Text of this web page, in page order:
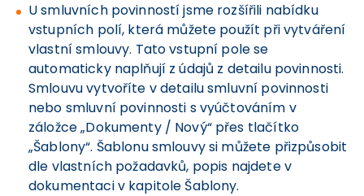
U smluvních povinností jsme rozšířili nabídku
vstupních polí, která můžete použít při vytváření
vlastní smlouvy. Tato vstupní pole se
automaticky naplňují z údajů z detailu povinnosti.
Smlouvu vytvoříte v detailu smluvní povinnosti
nebo smluvní povinnosti s vyúčtováním v
záložce „Dokumenty / Nový“ přes tlačítko
„Šablony“. Šablonu smlouvy si můžete přizpůsobit
dle vlastních požadavků, popis najdete v
dokumentaci v kapitole Šablony.